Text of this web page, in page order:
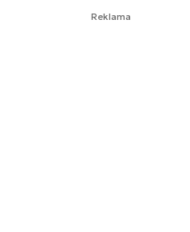
Reklama